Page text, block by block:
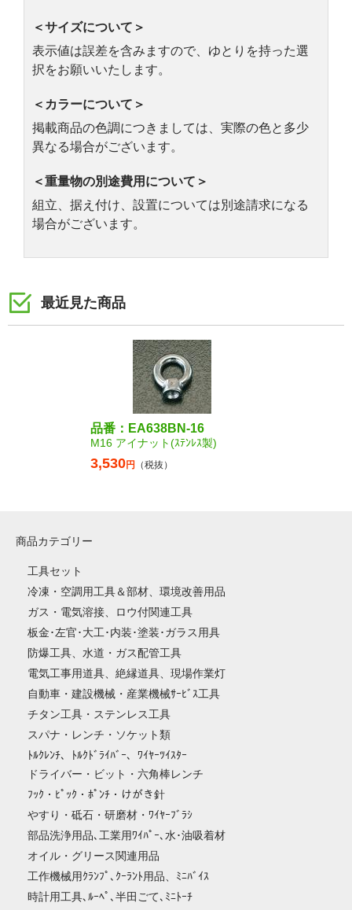
＜サイズについて＞
表示値は誤差を含みますので、ゆとりを持った選
択をお願いいたします。
＜カラーについて＞
掲載商品の色調につきましては、実際の色と多少
異なる場合がございます。
＜重量物の別途費用について＞
組立、据え付け、設置については別途請求になる
場合がございます。
最近見た商品
品番：EA638BN-16
M16 アイナット(ｽﾃﾝﾚｽ製)
3,530円 （税抜）
商品カテゴリー
工具セット
冷凍・空調用工具＆部材、環境改善用品
ガス・電気溶接、ロウ付関連工具
板金･左官･大工･内装･塗装･ガラス用具
防爆工具、水道・ガス配管工具
電気工事用道具、絶縁道具、現場作業灯
自動車・建設機械・産業機械ｻｰﾋﾞｽ工具
チタン工具・ステンレス工具
スパナ・レンチ・ソケット類
ﾄﾙｸﾚﾝﾁ、ﾄﾙｸﾄﾞﾗｲﾊﾞｰ、ﾜｲﾔｰﾂｲｽﾀｰ
ドライバー・ビット・六角棒レンチ
ﾌｯｸ・ﾋﾟｯｸ・ﾎﾟﾝﾁ・けがき針
やすり・砥石・研磨材・ﾜｲﾔｰﾌﾞﾗｼ
部品洗浄用品､工業用ﾜｲﾊﾟｰ､水･油吸着材
オイル・グリース関連用品
工作機械用ｸﾗﾝﾌﾟ､ｸｰﾗﾝﾄ用品、ﾐﾆﾊﾞｲｽ
時計用工具､ﾙｰﾍﾟ､半田ごて､ﾐﾆﾄｰﾁ